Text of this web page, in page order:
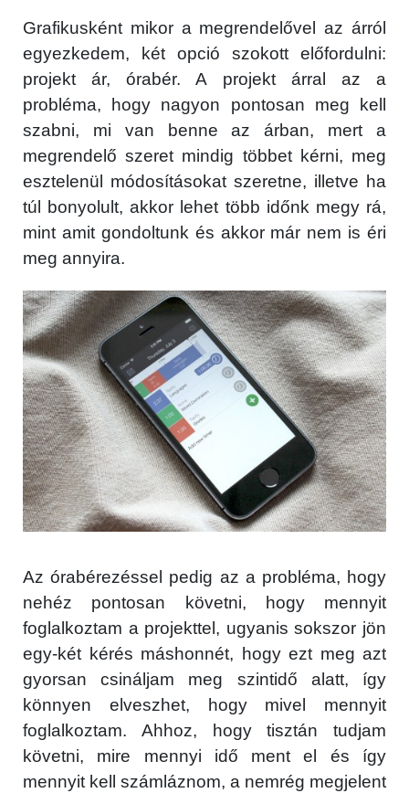
Grafikusként mikor a megrendelővel az árról
egyezkedem, két opció szokott előfordulni:
projekt ár, órabér. A projekt árral az a
probléma, hogy nagyon pontosan meg kell
szabni, mi van benne az árban, mert a
megrendelő szeret mindig többet kérni, meg
esztelenül módosításokat szeretne, illetve ha
túl bonyolult, akkor lehet több időnk megy rá,
mint amit gondoltunk és akkor már nem is éri
meg annyira.
Az órabérezéssel pedig az a probléma, hogy
nehéz pontosan követni, hogy mennyit
foglalkoztam a projekttel, ugyanis sokszor jön
egy-két kérés máshonnét, hogy ezt meg azt
gyorsan csináljam meg szintidő alatt, így
könnyen elveszhet, hogy mivel mennyit
foglalkoztam. Ahhoz, hogy tisztán tudjam
követni, mire mennyi idő ment el és így
mennyit kell számláznom, a nemrég megjelent